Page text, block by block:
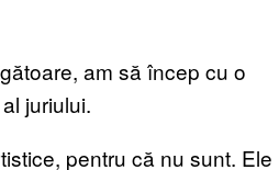
am să încep cu o
juriului.
pentru că nu sunt. Ele